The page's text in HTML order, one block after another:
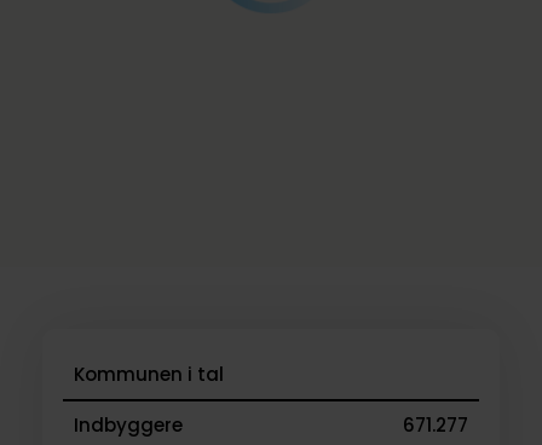
Kommunen i tal
Indbyggere
671.277